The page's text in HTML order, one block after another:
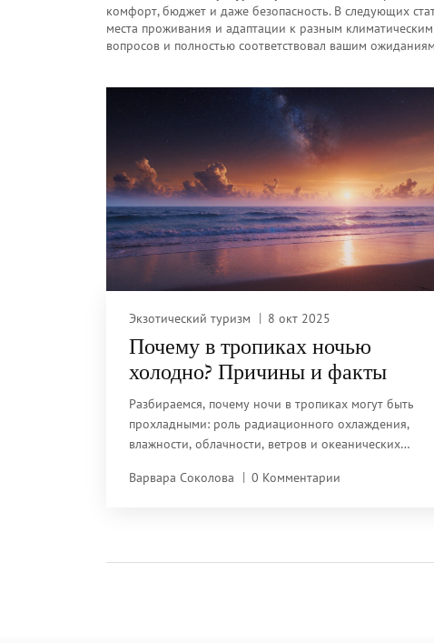
комфорт, бюджет и даже безопасность. В следующих
места проживания и адаптации к разным
вопросов и полностью соответствовал вашим
Экзотический туризм 8 окт 2025
Почему в тропиках ночью
холодно? Причины и факты
Разбираемся, почему ночи в тропиках могут быть
прохладными: роль радиационного охлаждения,
влажности, облачности, ветров и океанических
Варвара Соколова
0 Комментарии